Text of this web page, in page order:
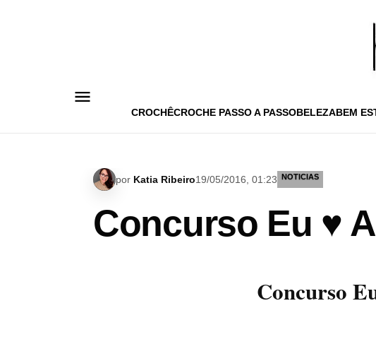
CROCHÊCROCHE PASSO A PASSOBELEZABEM
por Katia Ribeiro19/05/2016, 01:23 NOTICIAS
Concurso Eu ♥
Concurso